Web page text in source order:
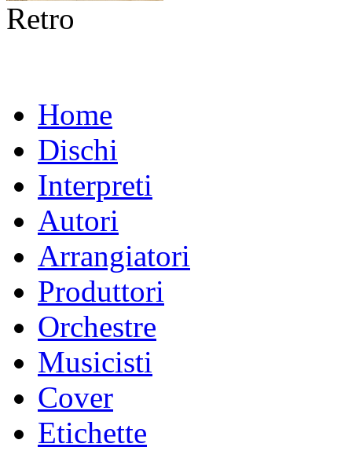
Retro
Home
Dischi
Interpreti
Autori
Arrangiatori
Produttori
Orchestre
Musicisti
Cover
Etichette